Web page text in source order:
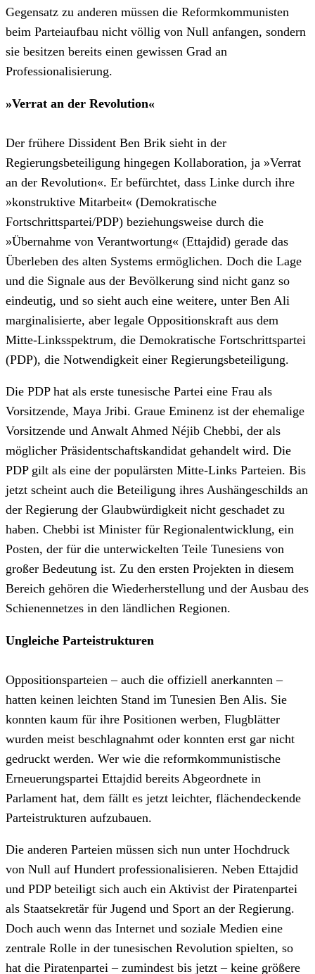
Gegensatz zu anderen müssen die Reformkommunisten
beim Parteiaufbau nicht völlig von Null anfangen, sondern
sie besitzen bereits einen gewissen Grad an
Professionalisierung.
»Verrat an der Revolution«
Der frühere Dissident Ben Brik sieht in der
Regierungsbeteiligung hingegen Kollaboration, ja »Verrat
an der Revolution«. Er befürchtet, dass Linke durch ihre
»konstruktive Mitarbeit« (Demokratische
Fortschrittspartei/PDP) beziehungsweise durch die
»Übernahme von Verantwortung« (Ettajdid) gerade das
Überleben des alten Systems ermöglichen. Doch die Lage
und die Signale aus der Bevölkerung sind nicht ganz so
eindeutig, und so sieht auch eine weitere, unter Ben Ali
marginalisierte, aber legale Oppositionskraft aus dem
Mitte-Linksspektrum, die Demokratische Fortschrittspartei
(PDP), die Notwendigkeit einer Regierungsbeteiligung.
Die PDP hat als erste tunesische Partei eine Frau als
Vorsitzende, Maya Jribi. Graue Eminenz ist der ehemalige
Vorsitzende und Anwalt Ahmed Néjib Chebbi, der als
möglicher Präsidentschaftskandidat gehandelt wird. Die
PDP gilt als eine der populärsten Mitte-Links Parteien. Bis
jetzt scheint auch die Beteiligung ihres Aushängeschilds an
der Regierung der Glaubwürdigkeit nicht geschadet zu
haben. Chebbi ist Minister für Regionalentwicklung, ein
Posten, der für die unterwickelten Teile Tunesiens von
großer Bedeutung ist. Zu den ersten Projekten in diesem
Bereich gehören die Wiederherstellung und der Ausbau des
Schienennetzes in den ländlichen Regionen.
Ungleiche Parteistrukturen
Oppositionsparteien – auch die offiziell anerkannten –
hatten keinen leichten Stand im Tunesien Ben Alis. Sie
konnten kaum für ihre Positionen werben, Flugblätter
wurden meist beschlagnahmt oder konnten erst gar nicht
gedruckt werden. Wer wie die reformkommunistische
Erneuerungspartei Ettajdid bereits Abgeordnete in
Parlament hat, dem fällt es jetzt leichter, flächendeckende
Parteistrukturen aufzubauen.
Die anderen Parteien müssen sich nun unter Hochdruck
von Null auf Hundert professionalisieren. Neben Ettajdid
und PDP beteiligt sich auch ein Aktivist der Piratenpartei
als Staatsekretär für Jugend und Sport an der Regierung.
Doch auch wenn das Internet und soziale Medien eine
zentrale Rolle in der tunesischen Revolution spielten, so
hat die Piratenpartei – zumindest bis jetzt – keine größere